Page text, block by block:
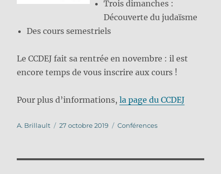
Trois dimanches :
Découverte du judaïsme
Des cours semestriels
Le CCDEJ fait sa rentrée en novembre : il est
encore temps de vous inscrire aux cours !
Pour plus d’informations,la page du CCDEJ
Auteur
A. Brillault
Publié
27 octobre 2019 Catégories
Conférences